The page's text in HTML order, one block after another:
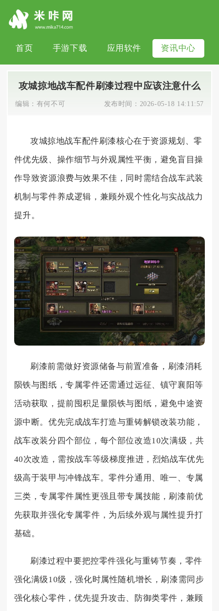
首页 手游下载 应用软件 资讯中心
攻城掠地战车配件刷漆过程中应该注意什么
编辑： 有何不可 发布时间： 2026-05-18 14:11:57
攻城掠地战车配件刷漆核心在于资源规划、零
件优先级、操作细节与外观属性平衡，避免盲目操
作导致资源浪费与效果不佳，同时需结合战车武装
机制与零件养成逻辑，兼顾外观个性化与实战战力
提升。
刷漆前需做好资源储备与前置准备，刷漆消耗
陨铁与图纸，专属零件还需通过远征、镇守襄阳等
活动获取，提前囤积足量陨铁与图纸，避免中途资
源中断。优先完成战车打造与重铸解锁改装功能，
战车改装分四个部位，每个部位改造10次满级，共
40次改造，需按战车等级梯度推进，烈焰战车优先
级高于装甲与冲锋战车。零件分通用、唯一、专属
三类，专属零件属性更强且带专属技能，刷漆前优
先获取并强化专属零件，为后续外观与属性提升打
基础。
刷漆过程中要把控零件强化与重铸节奏，零件
强化满级10级，强化时属性随机增长，刷漆需同步
强化核心零件，优先提升攻击、防御类零件，兼顾